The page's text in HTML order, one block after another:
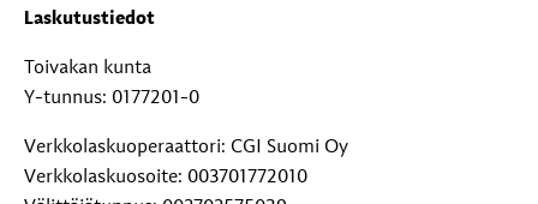
Laskutustiedot
Toivakan kunta
Y-tunnus: 0177201-0
Verkkolaskuoperaattori: CGI Suomi Oy
Verkkolaskuosoite: 003701772010